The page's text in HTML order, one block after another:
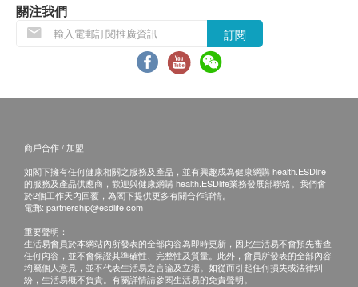
關注我們
訂閱
商戶合作 / 加盟
如閣下擁有任何健康相關之服務及產品，並有興趣成為健康網購 health.ESDlife
的服務及產品供應商，歡迎與健康網購 health.ESDlife業務發展部聯絡。我們會
於2個工作天內回覆，為閣下提供更多有關合作詳情。
電郵: partnership@esdlife.com
重要聲明：
生活易會員於本網站內所發表的全部內容為即時更新，因此生活易不會預先審查
任何內容，並不會保證其準確性、完整性及質量。此外，會員所發表的全部內容
均屬個人意見，並不代表生活易之言論及立場。如從而引起任何損失或法律糾
紛，生活易概不負責。有關詳情請參閱生活易的免責聲明。